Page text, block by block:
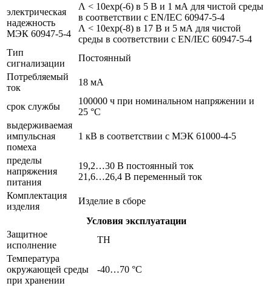
электрическая
надежность
МЭК 60947-5-4
Λ < 10exp(-6) в 5 В и 1 мА для чистой среды
в соответствии с EN/IEC 60947-5-4
Λ < 10exp(-8) в 17 В и 5 мА для чистой
среды в соответствии с EN/IEC 60947-5-4
Тип
сигнализации
Постоянный
Потребляемый
ток
18 мА
срок службы
100000 ч при номинальном напряжении и
25 °C
выдерживаемая
импульсная
помеха
1 кВ в соответствии с МЭК 61000-4-5
пределы
напряжения
питания
19,2…30 В постоянный ток
21,6…26,4 В переменный ток
Комплектация
изделия
Изделие в сборе
Условия эксплуатации
Защитное
исполнение
TH
Температура
окружающей среды
при хранении
-40…70 °C